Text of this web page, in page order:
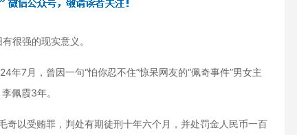
很强的现实意义。
7月，曾因一句“怕你忍不住”惊呆网友的“佩奇事件”男女主
佩霞3年。
以受贿罪，判处有期徒刑十年六个月，并处罚金人民币一百